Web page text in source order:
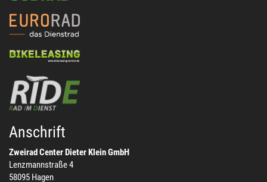
Anschrift
Zweirad Center Dieter Klein GmbH
Lenzmannstraße 4
58095 Hagen